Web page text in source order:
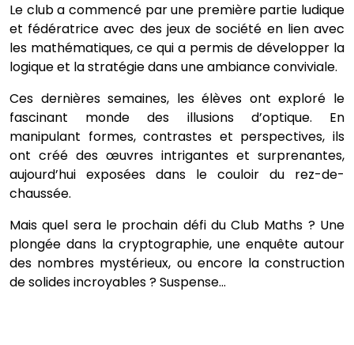
Le club a commencé par une première partie ludique
et fédératrice avec des jeux de société en lien avec
les mathématiques, ce qui a permis de développer la
logique et la stratégie dans une ambiance conviviale.
Ces dernières semaines, les élèves ont exploré le
fascinant monde des illusions d’optique. En
manipulant formes, contrastes et perspectives, ils
ont créé des œuvres intrigantes et surprenantes,
aujourd’hui exposées dans le couloir du rez-de-
chaussée.
Mais quel sera le prochain défi du Club Maths ? Une
plongée dans la cryptographie, une enquête autour
des nombres mystérieux, ou encore la construction
de solides incroyables ? Suspense…